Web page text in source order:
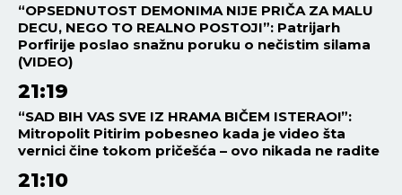
“OPSEDNUTOST DEMONIMA NIJE PRIČA ZA MALU
DECU, NEGO TO REALNO POSTOJI”: Patrijarh
Porfirije poslao snažnu poruku o nečistim silama
(VIDEO)
21:19
“SAD BIH VAS SVE IZ HRAMA BIČEM ISTERAO!”:
Mitropolit Pitirim pobesneo kada je video šta
vernici čine tokom pričešća – ovo nikada ne radite
21:10